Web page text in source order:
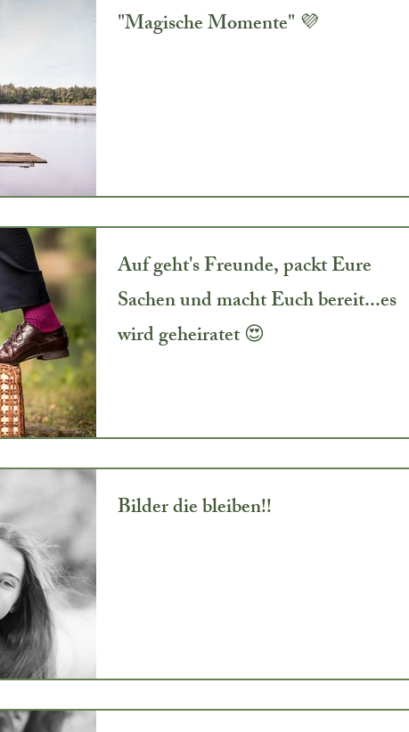
"Magische Momente" 💜
Auf geht's Freunde, packt Eure
Sachen und macht Euch bereit...es
wird geheiratet 😍
Bilder die bleiben!!